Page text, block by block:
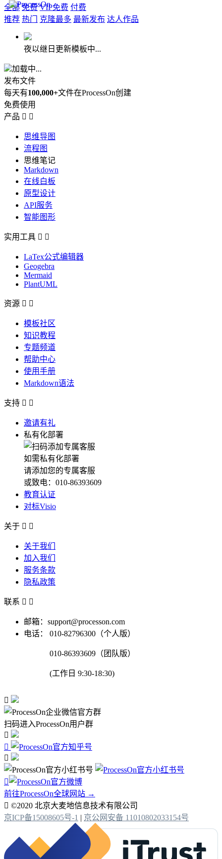
全部 免费 VIP免费 付费
推荐 热门 克隆最多 最新发布 达人作品
夜以继日更新模板中...
加载中...
发布文件
每天有100,000+文件在ProcessOn创建
免费使用
产品  
思维导图
流程图
思维笔记
Markdown
在线白板
原型设计
API服务
智能图形
实用工具  
LaTex公式编辑器
Geogebra
Mermaid
PlantUML
资源  
模板社区
知识教程
专题频道
帮助中心
使用手册
Markdown语法
支持  
邀请有礼
私有化部署
如需私有化部署
请添加您的专属客服
或致电：010-86393609
教育认证
对标Visio
关于  
关于我们
加入我们
服务条款
隐私政策
联系  
邮箱：support@processon.com
电话：
010-82796300（个人版）
010-86393609（团队版）
(工作日 9:30-18:30)

扫码进入ProcessOn用户群




前往ProcessOn全球网站 →
 ©2020 北京大麦地信息技术有限公司
京ICP备15008605号-1 | 京公网安备 11010802033154号